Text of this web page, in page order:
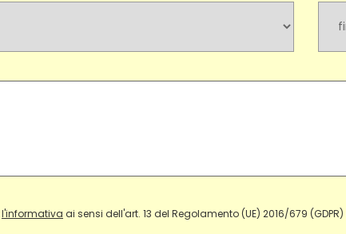
l'informativa ai sensi dell'art. 13 del Regolamento (UE) 2016/679